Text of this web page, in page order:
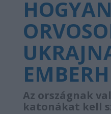
HOGYAN
Az országnak
katonákat kell